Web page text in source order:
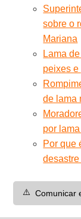
sobre o
Mariana
Lama
peixes
de lama
por
Por que
⚠️ Comunicar